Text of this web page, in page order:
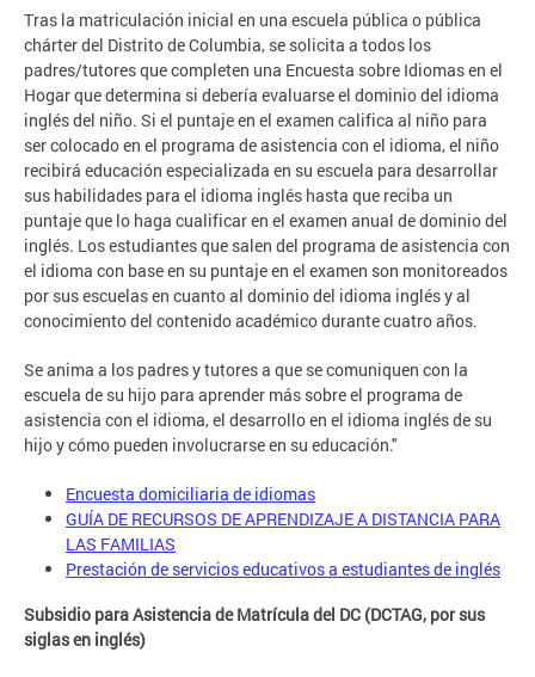
Tras la matriculación inicial en una escuela pública o pública
chárter del Distrito de Columbia, se solicita a todos los
padres/tutores que completen una Encuesta sobre Idiomas en el
Hogar que determina si debería evaluarse el dominio del idioma
inglés del niño. Si el puntaje en el examen califica al niño para
ser colocado en el programa de asistencia con el idioma, el niño
recibirá educación especializada en su escuela para desarrollar
sus habilidades para el idioma inglés hasta que reciba un
puntaje que lo haga cualificar en el examen anual de dominio del
inglés. Los estudiantes que salen del programa de asistencia con
el idioma con base en su puntaje en el examen son monitoreados
por sus escuelas en cuanto al dominio del idioma inglés y al
conocimiento del contenido académico durante cuatro años.
Se anima a los padres y tutores a que se comuniquen con la
escuela de su hijo para aprender más sobre el programa de
asistencia con el idioma, el desarrollo en el idioma inglés de su
hijo y cómo pueden involucrarse en su educación."
Encuesta domiciliaria de idiomas
GUÍA DE RECURSOS DE APRENDIZAJE A DISTANCIA PARA
LAS FAMILIAS
Prestación de servicios educativos a estudiantes de inglés
Subsidio para Asistencia de Matrícula del DC (DCTAG, por sus
siglas en inglés)